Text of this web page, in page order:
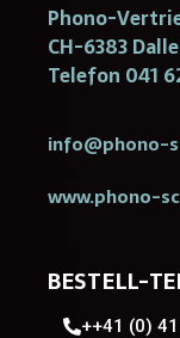
Phono-
CH-6383
Telefon 041
info@phono-
www.phono-
BESTELL-
++41 (0)